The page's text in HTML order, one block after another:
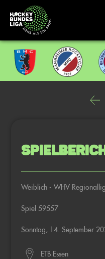
Weiblich - WHV
Spiel 59557
Sonntag, 14. September
ETB Essen